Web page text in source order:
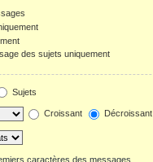
des sujets uniquement
Sujets
Croissant Décroissant
caractères des messages